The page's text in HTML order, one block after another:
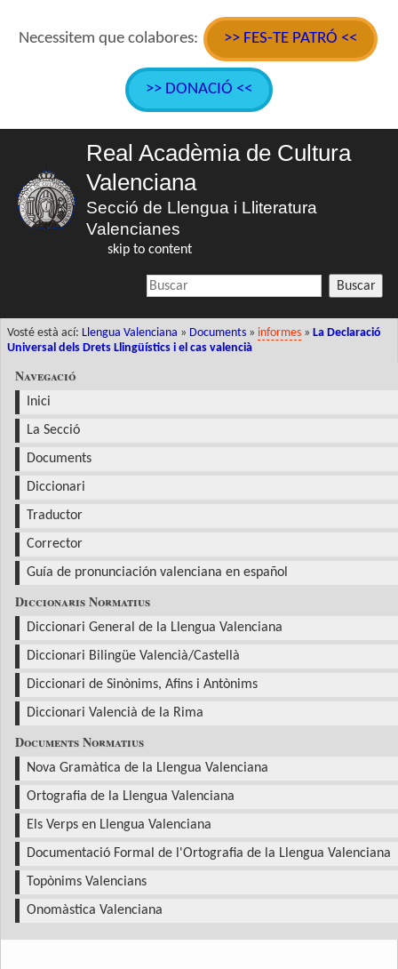
Necessitem que colabores: >> FES-TE PATRÓ <<
>> DONACIÓ <<
Real Acadèmia de Cultura
Valenciana
Secció de Llengua i Lliteratura
Valencianes
skip to content
Buscar
Vosté està ací: Llengua Valenciana » Documents »informes »La Declaració
Universal dels Drets Llingüístics i el cas valencià
Navegació
Inici
La Secció
Documents
Diccionari
Traductor
Corrector
Guía de pronunciación valenciana en español
Diccionaris Normatius
Diccionari General de la Llengua Valenciana
Diccionari Bilingüe Valencià/Castellà
Diccionari de Sinònims, Afins i Antònims
Diccionari Valencià de la Rima
Documents Normatius
Nova Gramàtica de la Llengua Valenciana
Ortografia de la Llengua Valenciana
Els Verps en Llengua Valenciana
Documentació Formal de l'Ortografia de la Llengua Valenciana
Topònims Valencians
Onomàstica Valenciana